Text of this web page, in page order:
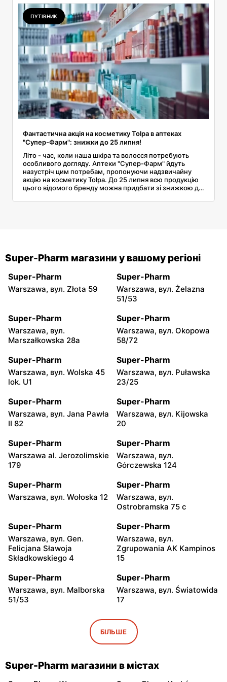
ПУТІВНИК
Фантастична акція на косметику Tolpa в аптеках
"Супер-Фарм": знижки до 25 липня!
Літо - час, коли наша шкіра та волосся потребують
особливого догляду. Аптеки "Супер-Фарм" йдуть
назустріч цим потребам, пропонуючи надзвичайну
акцію на косметику Tołpa. До 25 липня всю продукцію
цього відомого бренду можна придбати зі знижкою до
запаси та подбати про себе цього літнього сезону.
Super-Pharm магазини у вашому регіоні
Super-Pharm
Warszawa, вул. Złota 59
Super-Pharm
Warszawa, вул. Żelazna
51/53
Super-Pharm
Warszawa, вул.
Marszałkowska 28a
Super-Pharm
Warszawa, вул. Okopowa
58/72
Super-Pharm
Warszawa, вул. Wolska 45
lok. U1
Super-Pharm
Warszawa, вул. Puławska
23/25
Super-Pharm
Warszawa, вул. Jana Pawła
II 82
Super-Pharm
Warszawa, вул. Kijowska
20
Super-Pharm
Warszawa al. Jerozolimskie
179
Super-Pharm
Warszawa, вул.
Górczewska 124
Super-Pharm
Warszawa, вул. Wołoska 12
Super-Pharm
Warszawa, вул.
Ostrobramska 75 c
Super-Pharm
Warszawa, вул. Gen.
Felicjana Sławoja
Składkowskiego 4
Super-Pharm
Warszawa, вул.
Zgrupowania AK Kampinos
15
Super-Pharm
Warszawa, вул. Malborska
51/53
Super-Pharm
Warszawa, вул. Światowida
17
Warszawa, вул. Belgradzka
Super-Pharm
Stara Iwiczna, вул. Nowa
4A
Super-Pharm
Legionowo, вул. Marsz.
Super-Pharm
БІЛЬШЕ
Super-Pharm магазини в містах